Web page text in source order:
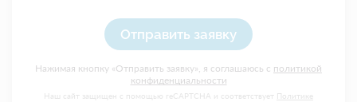
Отправить заявку
Нажимая кнопку «Отправить заявку», я соглашаюсь с политикой
конфиденциальности
Наш сайт защищен с помощью reCAPTCHA и соответствует Политике